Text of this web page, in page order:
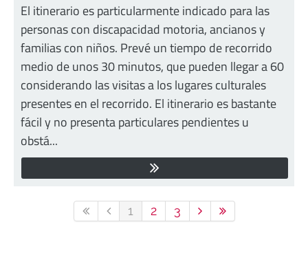
El itinerario es particularmente indicado para las
personas con discapacidad motoria, ancianos y
familias con niños. Prevé un tiempo de recorrido
medio de unos 30 minutos, que pueden llegar a 60
considerando las visitas a los lugares culturales
presentes en el recorrido. El itinerario es bastante
fácil y no presenta particulares pendientes u
obstá...
1 2 3